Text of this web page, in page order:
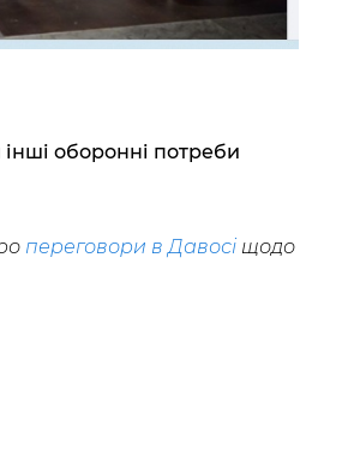
інші оборонні потреби
переговори в Давосіщодо